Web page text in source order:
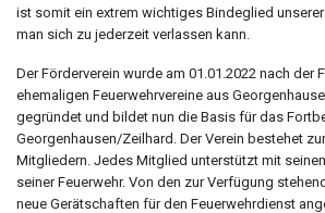
ist somit ein extrem wichtiges Bindeglied
man sich zu jederzeit verlassen kann.
Der Förderverein wurde am 01.01.2022 nach der
ehemaligen Feuerwehrvereine aus
gegründet und bildet nun die Basis für das
Georgenhausen/Zeilhard. Der Verein bestehet
Mitgliedern. Jedes Mitglied unterstützt mit
seiner Feuerwehr. Von den zur Verfügung
neue Gerätschaften für den Feuerwehrdienst